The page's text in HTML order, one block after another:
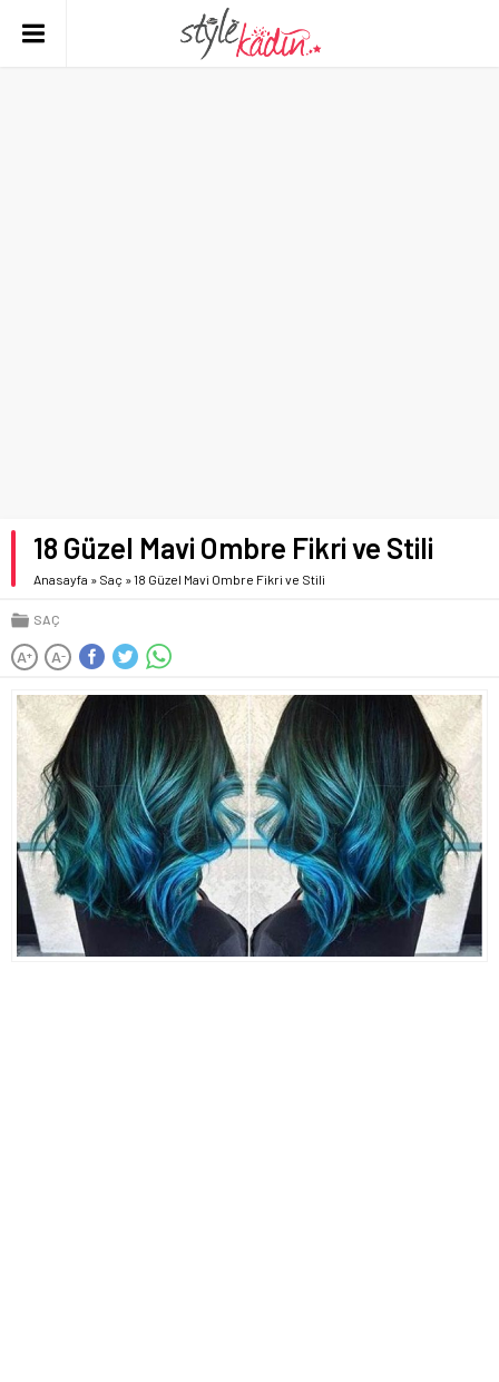
18 Güzel Mavi Ombre Fikri ve Stili
Anasayfa » Saç »18 Güzel Mavi Ombre Fikri ve Stili
SAÇ
A+ A-